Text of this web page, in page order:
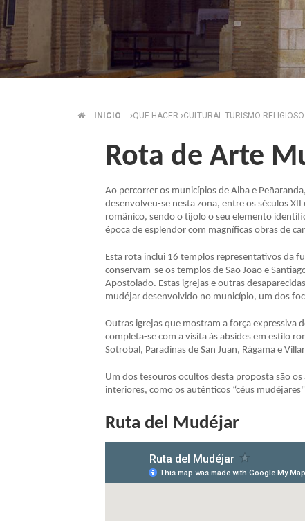
BREADCRUMB
INICIO QUE HACER CULTURAL TURISMO RELIGIOSO
Rota de Arte
Ao percorrer os municípios de Alba e
desenvolveu-se nesta zona, entre os séculos
românico, sendo o tijolo o seu elemento
época de esplendor com magníficas obras de
Esta rota inclui 16 templos representativos da
conservam-se os templos de São João e
Apostolado. Estas igrejas e outras
mudéjar desenvolvido no município, um dos
Outras igrejas que mostram a força expressiva
completa-se com a visita às absides em estilo
Sotrobal, Paradinas de San Juan, Rágama e
Um dos tesouros ocultos desta proposta são
interiores, como os autênticos “céus
Ruta del Mudéjar